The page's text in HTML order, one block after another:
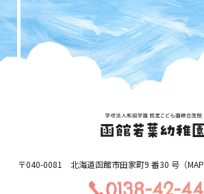
〒040-0081 北海道函館市田家町9 番30 号（MAP